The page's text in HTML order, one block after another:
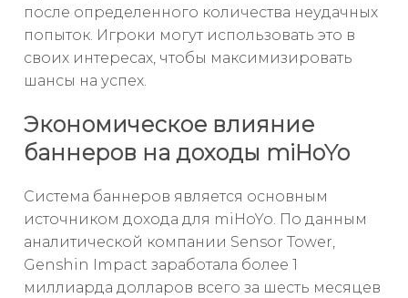
после определенного количества неудачных
попыток. Игроки могут использовать это в
своих интересах, чтобы максимизировать
шансы на успех.
Экономическое влияние
баннеров на доходы miHoYo
Система баннеров является основным
источником дохода для miHoYo. По данным
аналитической компании Sensor Tower,
Genshin Impact заработала более 1
миллиарда долларов всего за шесть месяцев